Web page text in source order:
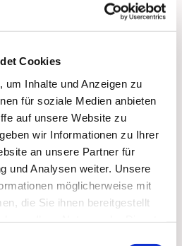
Cookies
um Inhalte und Anzeigen zu
für soziale Medien anbieten
auf unsere Website zu
wir Informationen zu Ihrer
an unsere Partner für
und Analysen weiter. Unsere
möglicherweise mit
die Sie ihnen bereitgestellt
2025, 09:15
28, 18439 Stralsund